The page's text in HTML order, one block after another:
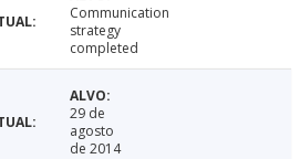
Communication
strategy
completed
29 de
agosto
de 2014